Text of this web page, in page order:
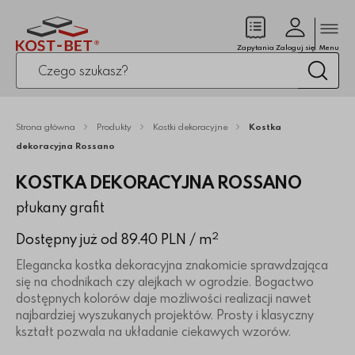
Po kliknięciu przycisku fraza zostanie wyszukana
Zapytania
(pusty)Zaloguj się Menu
Strona główna Produkty Kostki dekoracyjne
Kostka
dekoracyjna Rossano
KOSTKA DEKORACYJNA ROSSANO
płukany grafit
Dostępny już od 89.40 PLN / m2
Elegancka kostka dekoracyjna znakomicie sprawdzająca
się na chodnikach czy alejkach w ogrodzie. Bogactwo
dostępnych kolorów daje możliwości realizacji nawet
najbardziej wyszukanych projektów. Prosty i klasyczny
kształt pozwala na układanie ciekawych wzorów.